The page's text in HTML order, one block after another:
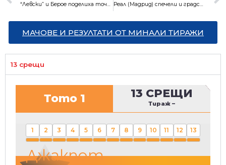
“Левски” и Берое поделиха точките в последния си мач за годината Реал (Мадрид) спечели и градското дерби с Атлетико
МАЧОВЕ И РЕЗУЛТАТИ ОТ МИНАЛИ ТИРАЖИ
13 срещи
Тото 1 13 СРЕЩИ
Тираж –
1 2 3 4 5 6 7 8 9 10 11 12 13
Джакпот